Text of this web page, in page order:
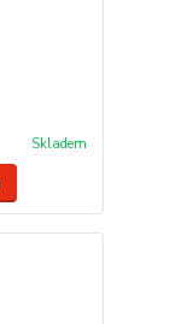
Skladem